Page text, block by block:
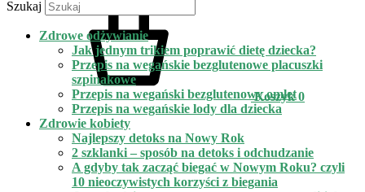
Koszyk 0
Szukaj
Zdrowe odżywianie
Jak jednym trikiem poprawić dietę dziecka?
Przepis na wegańskie bezglutenowe placuszki
szpinakowe
Przepis na wegański bezglutenowy omlet
Przepis na wegańskie lody dla dziecka
Zdrowie kobiety
Najlepszy detoks na Nowy Rok
2 szklanki – sposób na detoks i odchudzanie
A gdyby tak zacząć biegać w Nowym Roku? czyli
10 nieoczywistych korzyści z biegania